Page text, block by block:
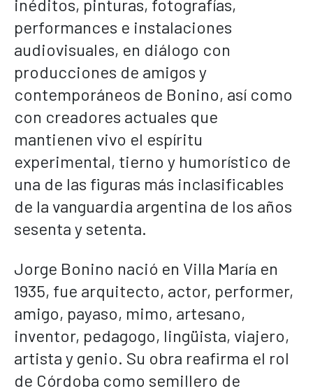
inéditos, pinturas, fotografías,
performances e instalaciones
audiovisuales, en diálogo con
producciones de amigos y
contemporáneos de Bonino, así como
con creadores actuales que
mantienen vivo el espíritu
experimental, tierno y humorístico de
una de las figuras más inclasificables
de la vanguardia argentina de los años
sesenta y setenta.
Jorge Bonino nació en Villa María en
1935, fue arquitecto, actor, performer,
amigo, payaso, mimo, artesano,
inventor, pedagogo, lingüista, viajero,
artista y genio. Su obra reafirma el rol
de Córdoba como semillero de